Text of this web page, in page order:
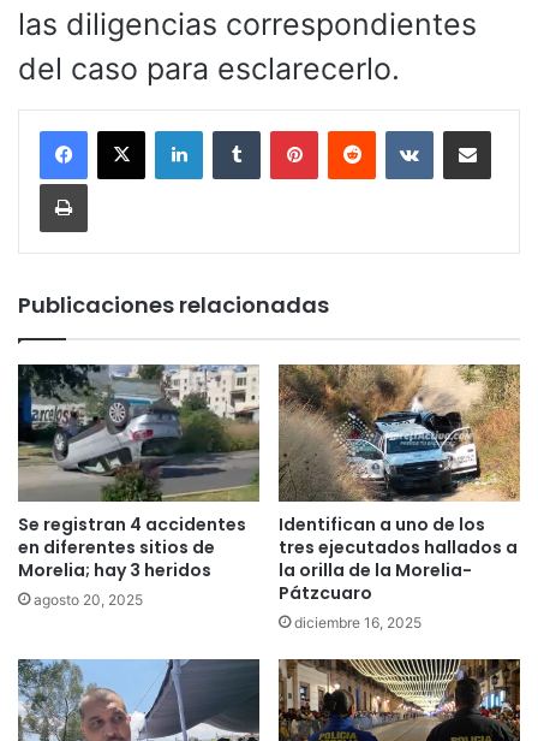
las diligencias correspondientes
del caso para esclarecerlo.
LinkedInTumblr PinterestReddit VKontakteCompartir por
Imprimir
Publicaciones relacionadas
Se registran 4 accidentes
en diferentes sitios de
Morelia; hay 3 heridos
agosto 20, 2025
Identifican a uno de los
tres ejecutados hallados a
la orilla de la Morelia-
Pátzcuaro
diciembre 16, 2025